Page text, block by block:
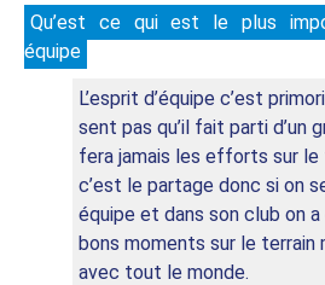
Qu’est ce qui est le plus
équipe
L’esprit d’équipe c’est
sent pas qu’il fait parti d’un
fera jamais les efforts sur
c’est le partage donc si on
équipe et dans son club on
bons moments sur le terrain
avec tout le monde.